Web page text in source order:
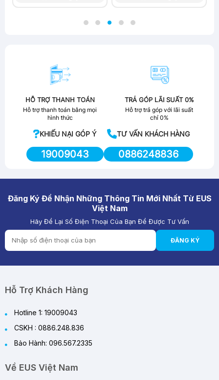
HỖ TRỢ THANH TOÁN
Hỗ trợ thanh toán bằng mọi
hình thức
TRẢ GÓP LÃI SUẤT 0%
Hỗ trợ trả góp với lãi suất
chỉ 0%
KHIẾU NẠI GÓP Ý
19009043
TƯ VẤN KHÁCH HÀNG
0886248836
Đăng Ký Để Nhận Những Thông Tin Mới Nhất Từ EUS
Việt Nam
Hãy Để Lại Số Điện Thoại Của Bạn Để Được Tư Vấn
ĐĂNG KÝ
Hỗ Trợ Khách Hàng
Hotline 1: 19009043
CSKH : 0886.248.836
Bảo Hành: 096.567.2335
Về EUS Việt Nam